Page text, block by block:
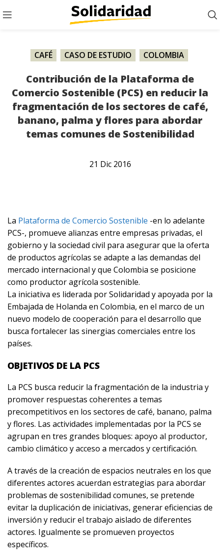
CAFÉ CASO DE ESTUDIO COLOMBIA
Contribución de la Plataforma de
Comercio Sostenible (PCS) en reducir la
fragmentación de los sectores de café,
banano, palma y flores para abordar
temas comunes de Sostenibilidad
21 Dic 2016
La Plataforma de Comercio Sostenible -en lo adelante
PCS-, promueve alianzas entre empresas privadas, el
gobierno y la sociedad civil para asegurar que la oferta
de productos agrícolas se adapte a las demandas del
mercado internacional y que Colombia se posicione
como productor agrícola sostenible.
La iniciativa es liderada por Solidaridad y apoyada por la
Embajada de Holanda en Colombia, en el marco de un
nuevo modelo de cooperación para el desarrollo que
busca fortalecer las sinergias comerciales entre los
países.
OBJETIVOS DE LA PCS
La PCS busca reducir la fragmentación de la industria y
promover respuestas coherentes a temas
precompetitivos en los sectores de café, banano, palma
y flores. Las actividades implementadas por la PCS se
agrupan en tres grandes bloques: apoyo al productor,
cambio climático y acceso a mercados y certificación.
A través de la creación de espacios neutrales en los que
diferentes actores acuerdan estrategias para abordar
problemas de sostenibilidad comunes, se pretende
evitar la duplicación de iniciativas, generar eficiencias de
inversión y reducir el trabajo aislado de diferentes
actores. Igualmente se promueven proyectos
específicos.